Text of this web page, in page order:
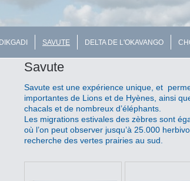
SAVUTE DELTA DE L'OKAVANGO
Savute
Savute est une expérience unique, et
importantes de Lions et de Hyènes, ainsi
chacals et de nombreux d’éléphants.
Les migrations estivales des zèbres sont
où l’on peut observer jusqu’à 25.000
recherche des vertes prairies au sud.